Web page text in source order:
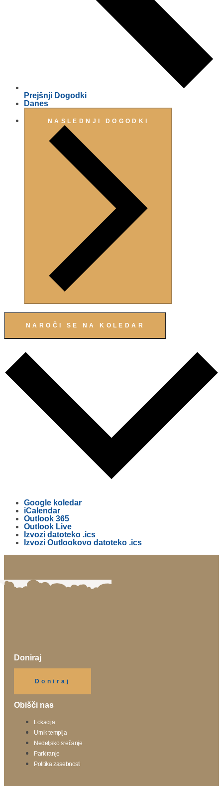
Prejšnji Dogodki
Danes
NASLEDNJI DOGODKI
NAROČI SE NA KOLEDAR
Google koledar
iCalendar
Outlook 365
Outlook Live
Izvozi datoteko .ics
Izvozi Outlookovo datoteko .ics
Doniraj
Doniraj
Obišči nas
Lokacija
Urnik templja
Nedeljsko srečanje
Parkiranje
Politika zasebnosti